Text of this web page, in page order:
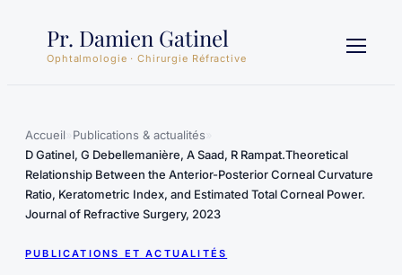
contenu
Pr. Damien Gatinel
Ophtalmologie · Chirurgie Réfractive
Accueil Publications & actualités
D Gatinel, G Debellemanière, A Saad, R Rampat.Theoretical
Relationship Between the Anterior-Posterior Corneal Curvature
Ratio, Keratometric Index, and Estimated Total Corneal Power.
Journal of Refractive Surgery, 2023
PUBLICATIONS ET ACTUALITÉS